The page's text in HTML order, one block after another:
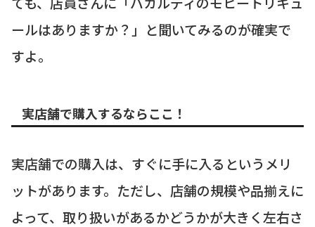
ールはありますか？」と聞いてみるのが確実で
すよ。
実店舗で購入するならここ！
実店舗での購入は、すぐに手に入るというメリ
ットがあります。ただし、店舗の規模や品揃えに
よって、取り扱いがあるかどうかが大きく左右さ